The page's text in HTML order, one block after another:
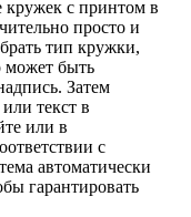
кружек с принтом в
просто и
тип кружки,
может быть
Затем
текст в
или в
с
автоматически
гарантировать